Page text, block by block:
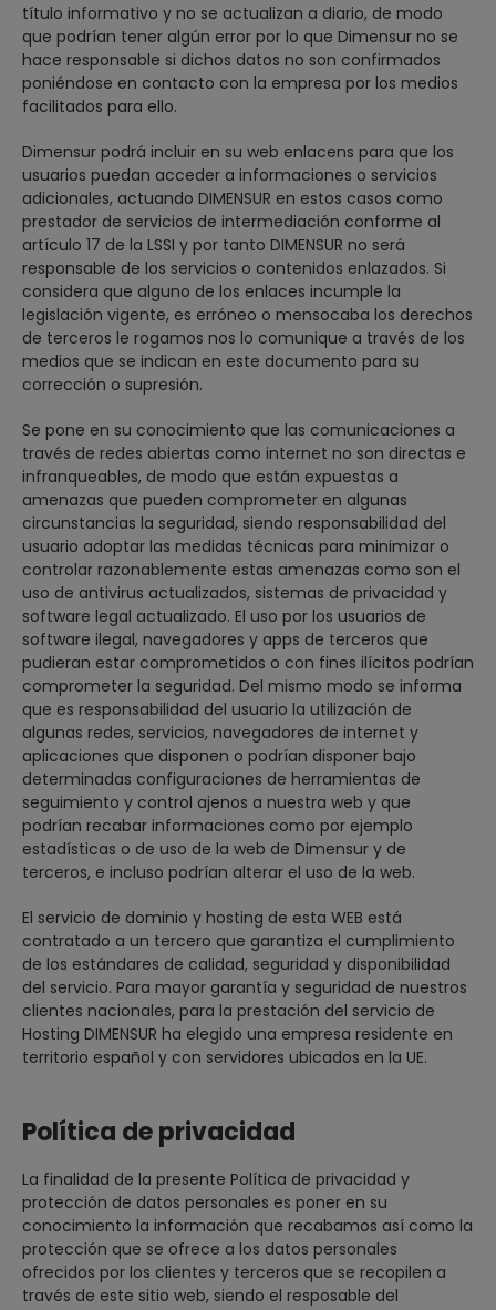
título informativo y no se actualizan a diario, de modo
que podrían tener algún error por lo que Dimensur no se
hace responsable si dichos datos no son confirmados
poniéndose en contacto con la empresa por los medios
facilitados para ello.
Dimensur podrá incluir en su web enlacens para que los
usuarios puedan acceder a informaciones o servicios
adicionales, actuando DIMENSUR en estos casos como
prestador de servicios de intermediación conforme al
artículo 17 de la LSSI y por tanto DIMENSUR no será
responsable de los servicios o contenidos enlazados. Si
considera que alguno de los enlaces incumple la
legislación vigente, es erróneo o mensocaba los derechos
de terceros le rogamos nos lo comunique a través de los
medios que se indican en este documento para su
corrección o supresión.
Se pone en su conocimiento que las comunicaciones a
través de redes abiertas como internet no son directas e
infranqueables, de modo que están expuestas a
amenazas que pueden comprometer en algunas
circunstancias la seguridad, siendo responsabilidad del
usuario adoptar las medidas técnicas para minimizar o
controlar razonablemente estas amenazas como son el
uso de antivirus actualizados, sistemas de privacidad y
software legal actualizado. El uso por los usuarios de
software ilegal, navegadores y apps de terceros que
pudieran estar comprometidos o con fines ilícitos podrían
comprometer la seguridad. Del mismo modo se informa
que es responsabilidad del usuario la utilización de
algunas redes, servicios, navegadores de internet y
aplicaciones que disponen o podrían disponer bajo
determinadas configuraciones de herramientas de
seguimiento y control ajenos a nuestra web y que
podrían recabar informaciones como por ejemplo
estadísticas o de uso de la web de Dimensur y de
terceros, e incluso podrían alterar el uso de la web.
El servicio de dominio y hosting de esta WEB está
contratado a un tercero que garantiza el cumplimiento
de los estándares de calidad, seguridad y disponibilidad
del servicio. Para mayor garantía y seguridad de nuestros
clientes nacionales, para la prestación del servicio de
Hosting DIMENSUR ha elegido una empresa residente en
territorio español y con servidores ubicados en la UE.
Política de privacidad
La finalidad de la presente Política de privacidad y
protección de datos personales es poner en su
conocimiento la información que recabamos así como la
protección que se ofrece a los datos personales
ofrecidos por los clientes y terceros que se recopilen a
través de este sitio web, siendo el resposable del